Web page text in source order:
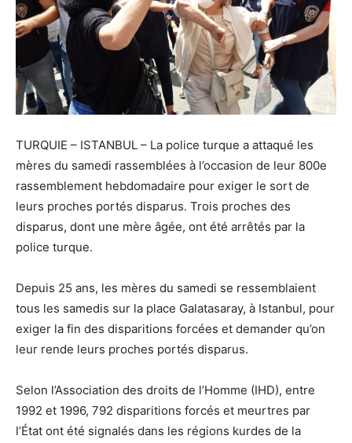
TURQUIE – ISTANBUL – La police turque a attaqué les
mères du samedi rassemblées à l’occasion de leur 800e
rassemblement hebdomadaire pour exiger le sort de
leurs proches portés disparus. Trois proches des
disparus, dont une mère âgée, ont été arrêtés par la
police turque.
Depuis 25 ans, les mères du samedi se ressemblaient
tous les samedis sur la place Galatasaray, à Istanbul, pour
exiger la fin des disparitions forcées et demander qu’on
leur rende leurs proches portés disparus.
Selon l’Association des droits de l’Homme (IHD), entre
1992 et 1996, 792 disparitions forcés et meurtres par
l’État ont été signalés dans les régions kurdes de la